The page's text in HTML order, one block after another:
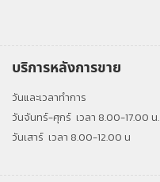
บริการหลังการขาย
วันและเวลาทำการ
วันจันทร์-ศุกร์ เวลา 8.00-17.00 น.
วันเสาร์ เวลา 8.00-12.00 น